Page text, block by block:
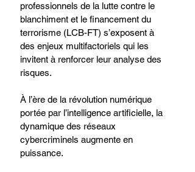
professionnels de la lutte contre le
blanchiment et le financement du
terrorisme (LCB-FT) s’exposent à
des enjeux multifactoriels qui les
invitent à renforcer leur analyse des
risques.
À l’ère de la révolution numérique
portée par l’intelligence artificielle, la
dynamique des réseaux
cybercriminels augmente en
puissance.